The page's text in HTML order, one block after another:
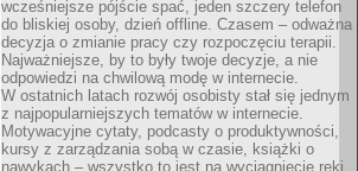
wcześniejsze pójście spać, jeden szczery telefon
do bliskiej osoby, dzień offline. Czasem – odważna
decyzja o zmianie pracy czy rozpoczęciu terapii.
Najważniejsze, by to były twoje decyzje, a nie
odpowiedzi na chwilową modę w internecie.
W ostatnich latach rozwój osobisty stał się jednym
z najpopularniejszych tematów w internecie.
Motywacyjne cytaty, podcasty o produktywności,
kursy z zarządzania sobą w czasie, książki o
nawykach – wszystko to jest na wyciągnięcie ręki.